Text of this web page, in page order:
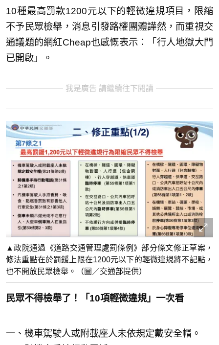
10種最高罰款1200元以下的輕微違規項目，限縮
不予民眾檢舉，消息引發路權團體譁然，而重視交
通議題的網紅Cheap也感慨表示：「行人地獄大門
已開啟」。
我是廣告 請繼續往下閱讀
▲政院通過《道路交通管理處罰條例》部分條文修正草案，
修法重點在於罰鍰上限在1200元以下的輕微違規將不記點，
也不開放民眾檢舉。（圖／交通部提供）
民眾不得檢舉了！「10項輕微違規」一次看
一、機車駕駛人或附載座人未依規定戴安全帽。